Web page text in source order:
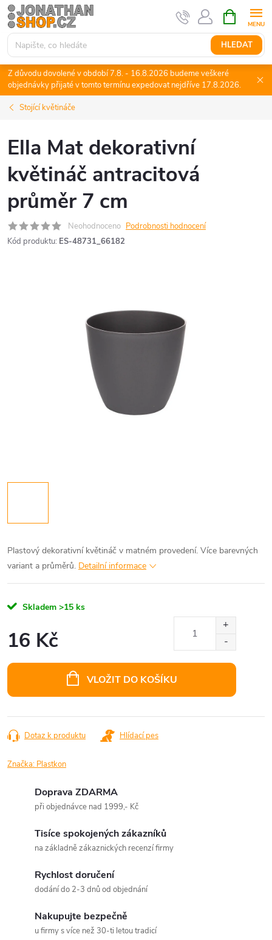
Přejít
na
obsah
HLEDAT
NÁKUPNÍ
KOŠÍK
Z důvodu dovolené v období 7.8. - 16.8.2026 budeme veškeré
objednávky přijaté v tomto termínu expedovat nejdříve 17.8.2026.
Stojící květináče
Ella Mat dekorativní
květináč antracitová
průměr 7 cm
Neohodnoceno Podrobnosti hodnocení
Kód produktu: ES-48731_66182
Plastový dekorativní květináč v matném provedení. Více barevných
variant a průměrů. Detailní informace
Skladem >15 ks
16 Kč
VLOŽIT DO KOŠÍKU
Dotaz k produktu Hlídací pes
Značka: Plastkon
Doprava ZDARMA
při objednávce nad 1999,- Kč
Tisíce spokojených zákazníků
na základně zákaznických recenzí firmy
Rychlost doručení
dodání do 2-3 dnů od objednání
Nakupujte bezpečně
u firmy s více než 30-ti letou tradicí